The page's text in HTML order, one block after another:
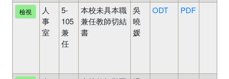
檢視
人
事
室
5-
105
兼
任
本校未具本職
兼任教師切結
書
吳
曉
媛
ODT PDF